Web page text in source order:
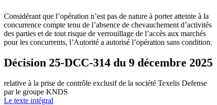
Considérant que l’opération n’est pas de nature à porter atteinte à la
concurrence compte tenu de l’absence de chevauchement d’activités
des parties et de tout risque de verrouillage de l’accès aux marchés
pour les concurrents, l’Autorité a autorisé l’opération sans condition.
Décision 25-DCC-314 du 9 décembre 2025
relative à la prise de contrôle exclusif de la société Texelis Defense
par le groupe KNDS
Le texte intégral